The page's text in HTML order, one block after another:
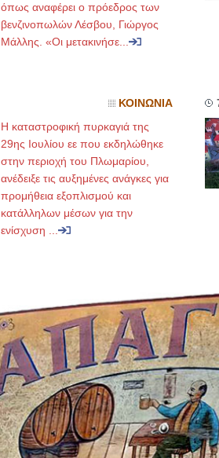
όπως αναφέρει ο πρόεδρος των
βενζινοπωλών Λέσβου, Γιώργος
Μάλλης. «Οι μετακινήσε...
ΚΟΙΝΩΝΙΑ
Η καταστροφική πυρκαγιά της
29ης Ιουλίου εε που εκδηλώθηκε
στην περιοχή του Πλωμαρίου,
ανέδειξε τις αυξημένες ανάγκες για
προμήθεια εξοπλισμού και
κατάλληλων μέσων για την
ενίσχυση ...